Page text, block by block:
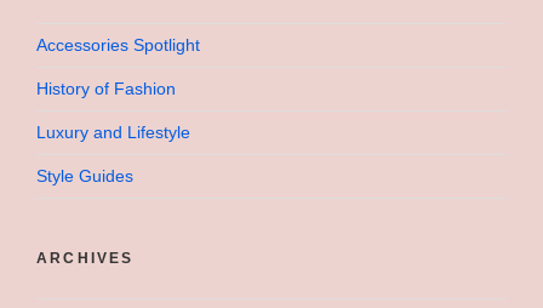
Accessories Spotlight
History of Fashion
Luxury and Lifestyle
Style Guides
ARCHIVES